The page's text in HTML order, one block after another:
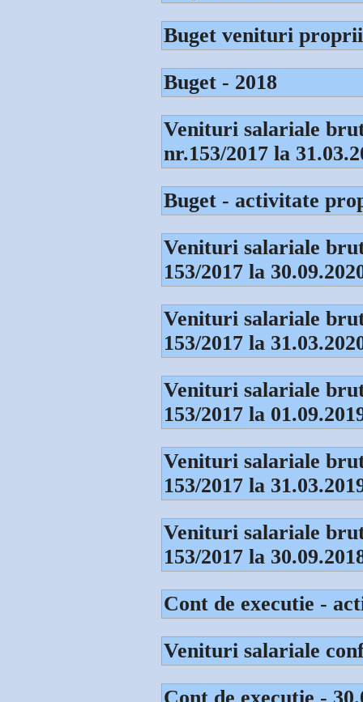
Buget venituri
Buget - 2018
Venituri salariale
nr.153/2017 la
Buget - activitate
Venituri salariale
153/2017 la
Venituri salariale
153/2017 la
Venituri salariale
153/2017 la
Venituri salariale
153/2017 la
Venituri salariale
153/2017 la
Cont de executie -
Venituri salariale